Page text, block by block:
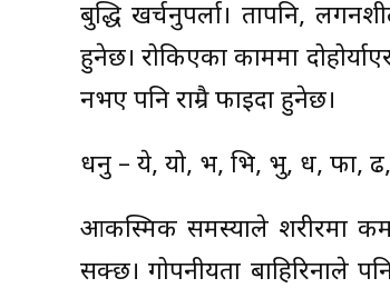
बुद्धि खर्चनुपर्ला। तापनि,
हुनेछ। रोकिएका काममा
नभए पनि राम्रै फाइदा हुनेछ।
धनु – ये, यो, भ, भि, भु, ध, फा,
आकस्मिक समस्याले शरीरमा
सक्छ। गोपनीयता बाहिरिनाले